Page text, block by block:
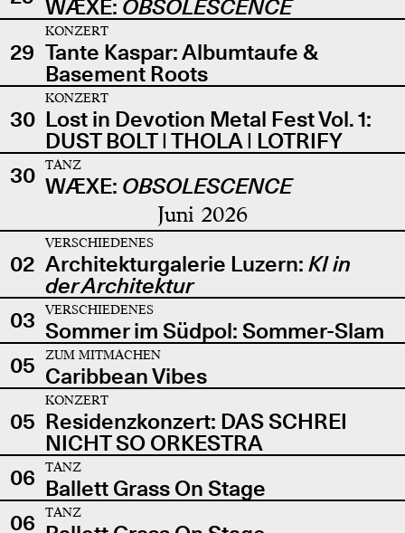
WÆXE: OBSOLESCENCE
29
KONZERT
Tante Kaspar: Albumtaufe &
Basement Roots
30
KONZERT
Lost in Devotion Metal Fest Vol. 1:
DUST BOLT | THOLA | LOTRIFY
30
TANZ
WÆXE: OBSOLESCENCE
Juni 2026
02
VERSCHIEDENES
Architekturgalerie Luzern: KI in
der Architektur
03
VERSCHIEDENES
Sommer im Südpol: Sommer-Slam
05
ZUM MITMACHEN
Caribbean Vibes
05
KONZERT
Residenzkonzert: DAS SCHREI
NICHT SO ORKESTRA
06
TANZ
Ballett Grass On Stage
06
TANZ